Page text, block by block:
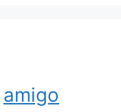
amigo